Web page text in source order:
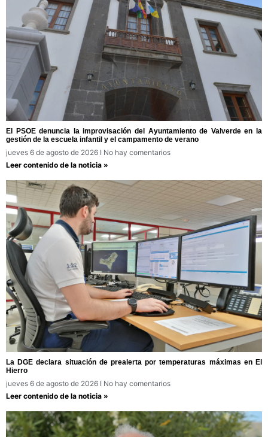
El PSOE denuncia la improvisación del Ayuntamiento de Valverde en la
gestión de la escuela infantil y el campamento de verano
jueves 6 de agosto de 2026
No hay comentarios
Leer contenido de la noticia »
La DGE declara situación de prealerta por temperaturas máximas en El
Hierro
jueves 6 de agosto de 2026
No hay comentarios
Leer contenido de la noticia »